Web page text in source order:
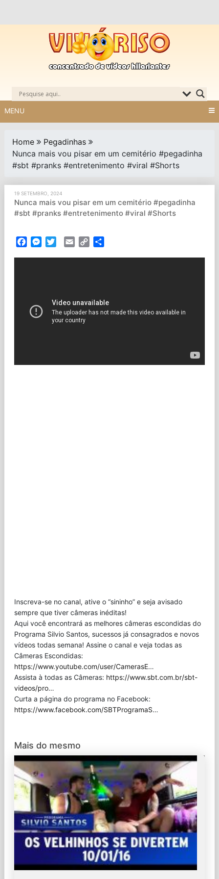
MENU
Home
Pegadinhas
Nunca mais vou pisar em um cemitério #pegadinha
#sbt #pranks #entretenimento #viral #Shorts
19 SETEMBRO, 2024
Nunca mais vou pisar em um cemitério #pegadinha
#sbt #pranks #entretenimento #viral #Shorts
FacebookMessenger
TwitterEmail Copy
Inscreva-se no canal, ative o “sininho” e seja avisado
sempre que tiver câmeras inéditas!
Aqui você encontrará as melhores câmeras escondidas do
Programa Silvio Santos, sucessos já consagrados e novos
vídeos todas semana! Assine o canal e veja todas as
Câmeras Escondidas:
https://www.youtube.com/user/CamerasE…
Assista à todas as Câmeras: https://www.sbt.com.br/sbt-
videos/pro…
Curta a página do programa no Facebook:
https://www.facebook.com/SBTProgramaS…
Mais do mesmo